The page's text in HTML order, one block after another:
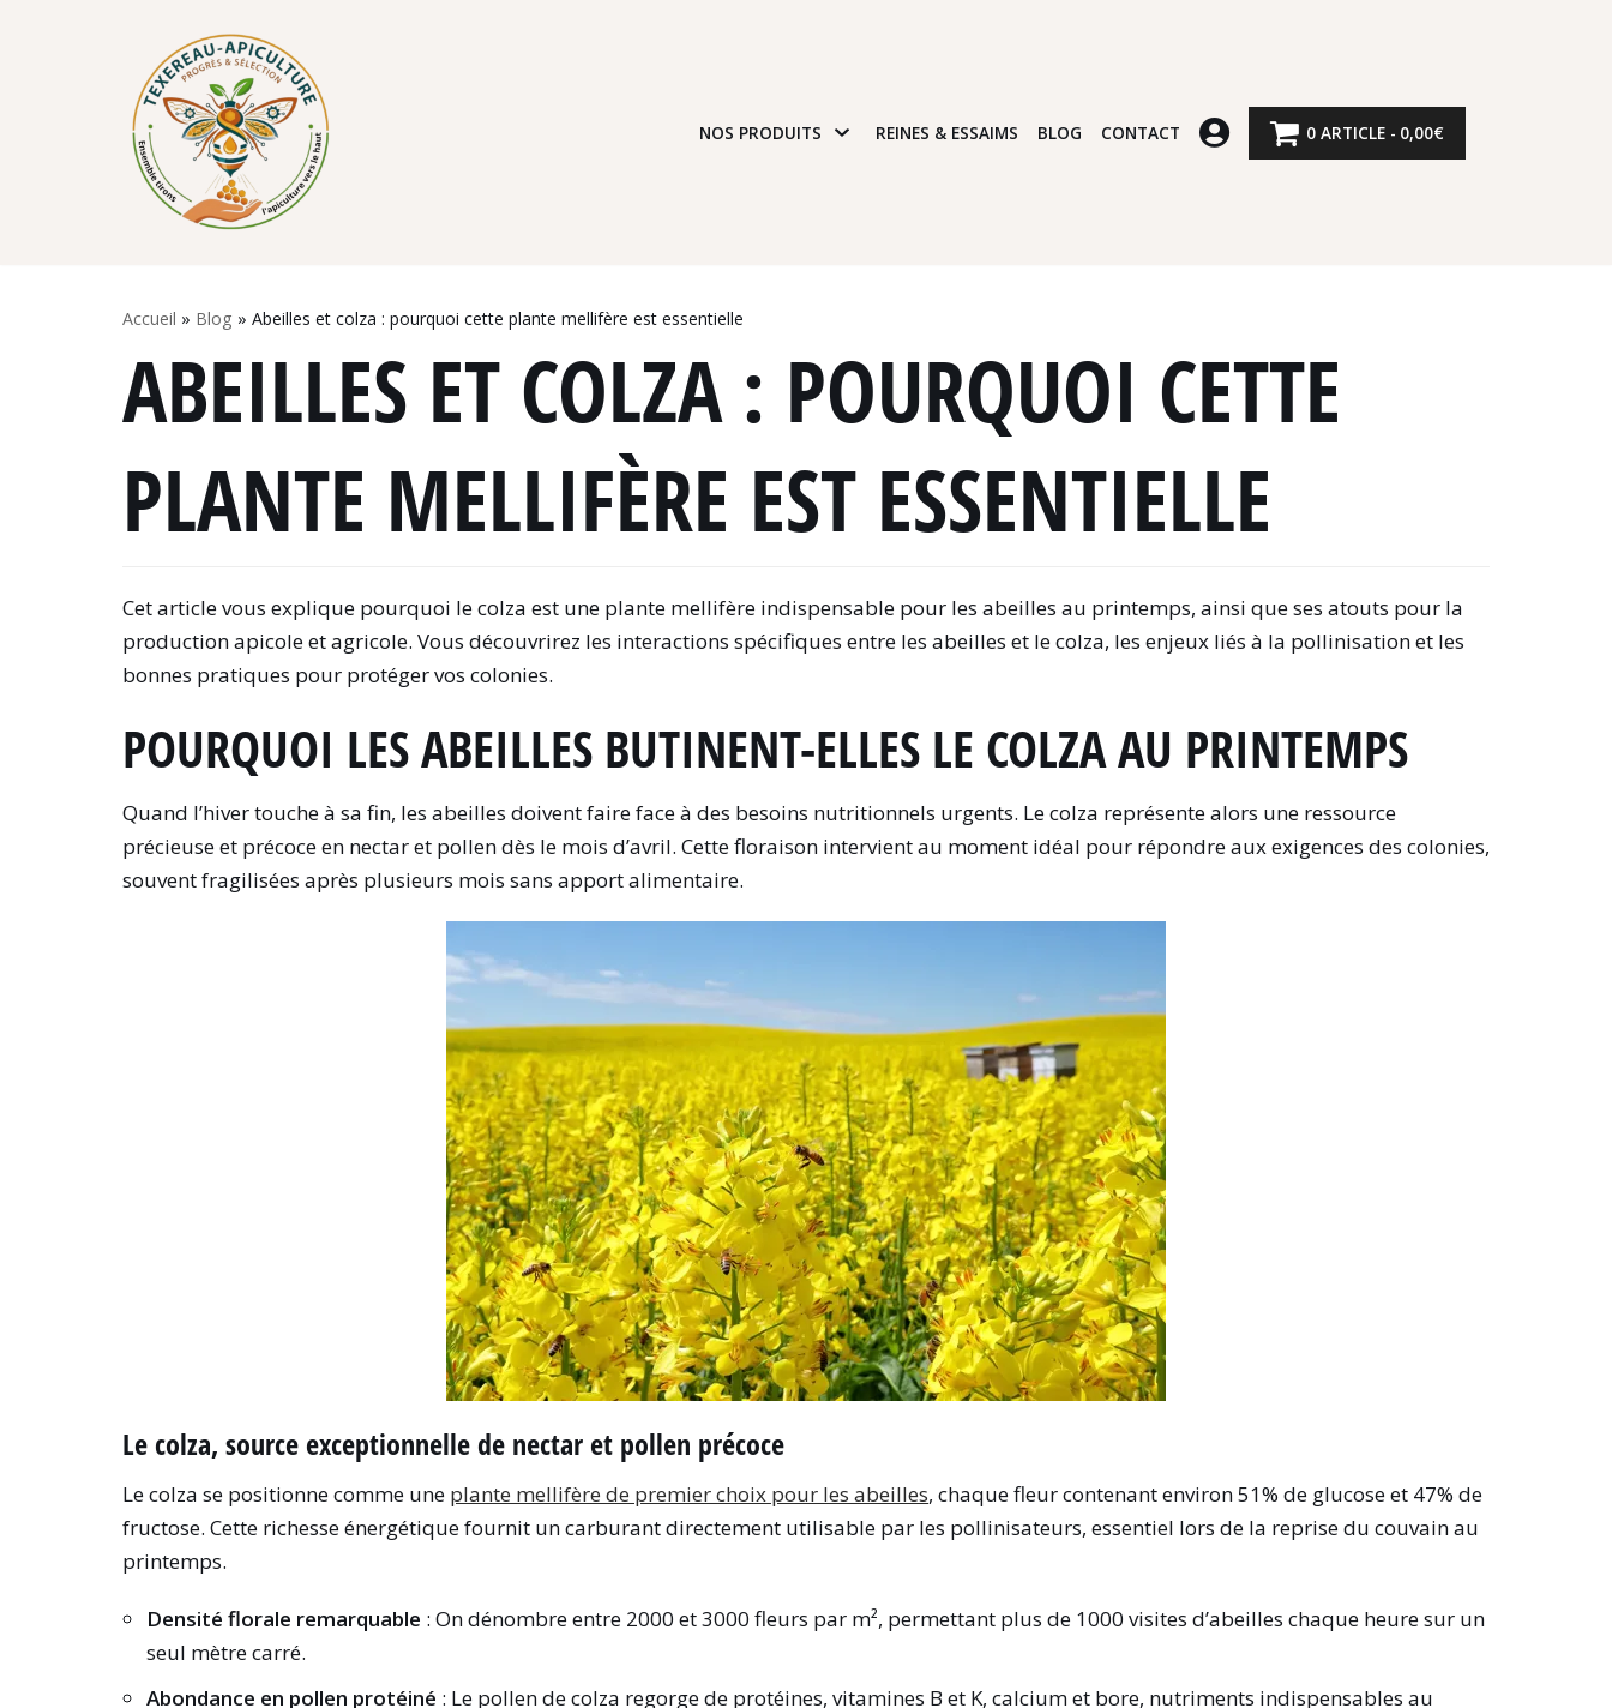
NOS PRODUITS REINES & ESSAIMS BLOG CONTACT 0 ARTICLE 0,00€
Accueil » Blog » Abeilles et colza : pourquoi cette plante mellifère est essentielle
ABEILLES ET COLZA : POURQUOI CETTE
PLANTE MELLIFÈRE EST ESSENTIELLE
Cet article vous explique pourquoi le colza est une plante mellifère indispensable pour les abeilles au printemps, ainsi que ses atouts pour la
production apicole et agricole. Vous découvrirez les interactions spécifiques entre les abeilles et le colza, les enjeux liés à la pollinisation et les
bonnes pratiques pour protéger vos colonies.
POURQUOI LES ABEILLES BUTINENT-ELLES LE COLZA AU PRINTEMPS
Quand l’hiver touche à sa fin, les abeilles doivent faire face à des besoins nutritionnels urgents. Le colza représente alors une ressource
précieuse et précoce en nectar et pollen dès le mois d’avril. Cette floraison intervient au moment idéal pour répondre aux exigences des colonies,
souvent fragilisées après plusieurs mois sans apport alimentaire.
Le colza, source exceptionnelle de nectar et pollen précoce
Le colza se positionne comme une plante mellifère de premier choix pour les abeilles, chaque fleur contenant environ 51% de glucose et 47% de
fructose. Cette richesse énergétique fournit un carburant directement utilisable par les pollinisateurs, essentiel lors de la reprise du couvain au
printemps.
Densité florale remarquable : On dénombre entre 2000 et 3000 fleurs par m², permettant plus de 1000 visites d’abeilles chaque heure sur un
seul mètre carré.
Abondance en pollen protéiné : Le pollen de colza regorge de protéines, vitamines B et K, calcium et bore, nutriments indispensables au